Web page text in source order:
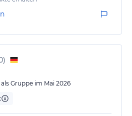
)
Gruppe im Mai 2026